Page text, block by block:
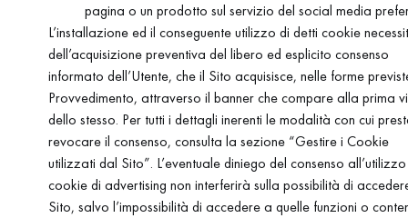
pagina o un prodotto sul servizio del social media
L’installazione ed il conseguente utilizzo di detti cookie
dell’acquisizione preventiva del libero ed esplicito consenso
informato dell’Utente, che il Sito acquisisce, nelle forme
Provvedimento, attraverso il banner che compare alla prima
dello stesso. Per tutti i dettagli inerenti le modalità con cui
revocare il consenso, consulta la sezione “Gestire i Cookie
utilizzati dal Sito”. L’eventuale diniego del consenso
cookie di advertising non interferirà sulla possibilità di
Sito, salvo l’impossibilità di accedere a quelle funzioni o